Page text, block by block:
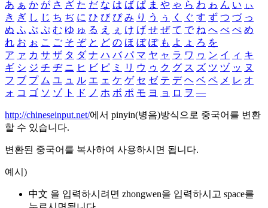
あ ぁ か が さ ざ た だ な は ば ぱ ま や ゃ ら わ ゎ ん い ぃ
き ぎ し じ ち ぢ に ひ び ぴ み り う ぅ く ぐ す ず つ づ っ
ぬ ふ ぶ ぷ む ゆ ゅ る え ぇ け げ せ ぜ て で ね へ べ ぺ め
れ お ぉ こ ご そ ぞ と ど の ほ ぼ ぽ も よ ょ ろ を
ア ァ カ サ ザ タ ダ ナ ハ バ パ マ ヤ ャ ラ ワ ヮ ン イ ィ キ
ギ シ ジ チ ヂ ニ ヒ ビ ピ ミ リ ウ ゥ ク グ ス ズ ツ ヅ ッ ヌ
フ ブ プ ム ユ ュ ル エ ェ ケ ゲ セ ゼ テ デ ヘ ベ ペ メ レ オ
ォ コ ゴ ソ ゾ ト ド ノ ホ ボ ポ モ ヨ ョ ロ ヲ ―
http://chineseinput.net/에서 pinyin(병음)방식으로 중국어를 변환
할 수 있습니다.
변환된 중국어를 복사하여 사용하시면 됩니다.
예시)
中文 을 입력하시려면 zhongwen을 입력하시고 space를